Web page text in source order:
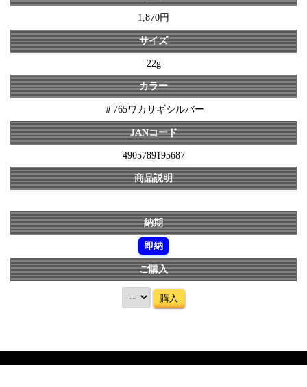
1,870円
サイズ
22g
カラー
＃765ワカサギシルバー
JANコード
4905789195687
商品説明
納期
即納
ご購入
購入